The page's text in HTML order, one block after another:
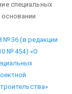
специальных
№ 36 (в редакции
№ 454) «О